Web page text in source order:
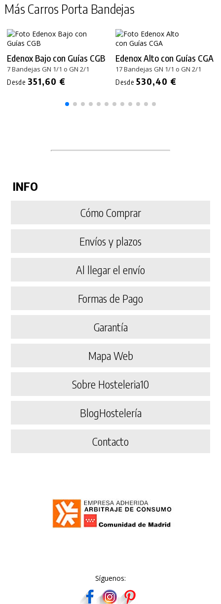
Más Carros Porta Bandejas
Edenox Bajo con Guías CGB
7 Bandejas GN 1/1 o GN 2/1
Desde 351,60 €
Edenox Alto con Guías CGA
17 Bandejas GN 1/1 o GN 2/1
Desde 530,40 €
INFO
Cómo Comprar
Envíos y plazos
Al llegar el envío
Formas de Pago
Garantía
Mapa Web
Sobre Hosteleria10
BlogHostelería
Contacto
Síguenos: